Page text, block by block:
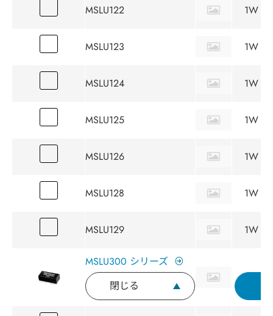
MSLU122 1W
MSLU123 1W
MSLU124 1W
MSLU125 1W
MSLU126 1W
MSLU128 1W
MSLU129 1W
MSLU300 シリーズ
閉じる